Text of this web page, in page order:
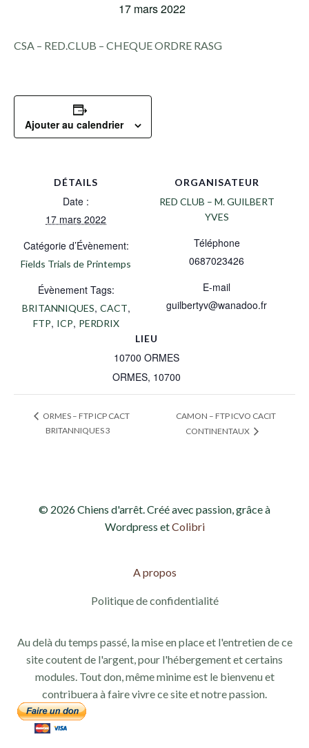
17 mars 2022
CSA – RED.CLUB – CHEQUE ORDRE RASG
Ajouter au calendrier
DÉTAILS
Date :
17 mars 2022
Catégorie d’Évènement:
Fields Trials de Printemps
Évènement Tags:
BRITANNIQUES, CACT,
FTP, ICP, PERDRIX
LIEU
10700 ORMES
ORMES, 10700
ORGANISATEUR
RED CLUB – M. GUILBERT
YVES
Téléphone
0687023426
E-mail
guilbertyv@wanadoo.fr
ORMES – FTP ICP CACT
BRITANNIQUES 3
CAMON – FTP ICVO CACIT
CONTINENTAUX
© 2026 Chiens d'arrêt. Créé avec passion, grâce à
Wordpress etColibri
A propos
Politique de confidentialité
Au delà du temps passé, la mise en place et l'entretien de ce
site coutent de l'argent, pour l'hébergement et certains
modules. Tout don, même minime est le bienvenu et
contribuera à faire vivre ce site et notre passion.